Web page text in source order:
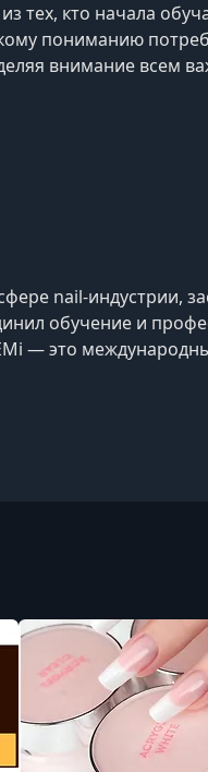
тех, кто начала
пониманию
внимание всем
nail-индустрии,
обучение и
— это